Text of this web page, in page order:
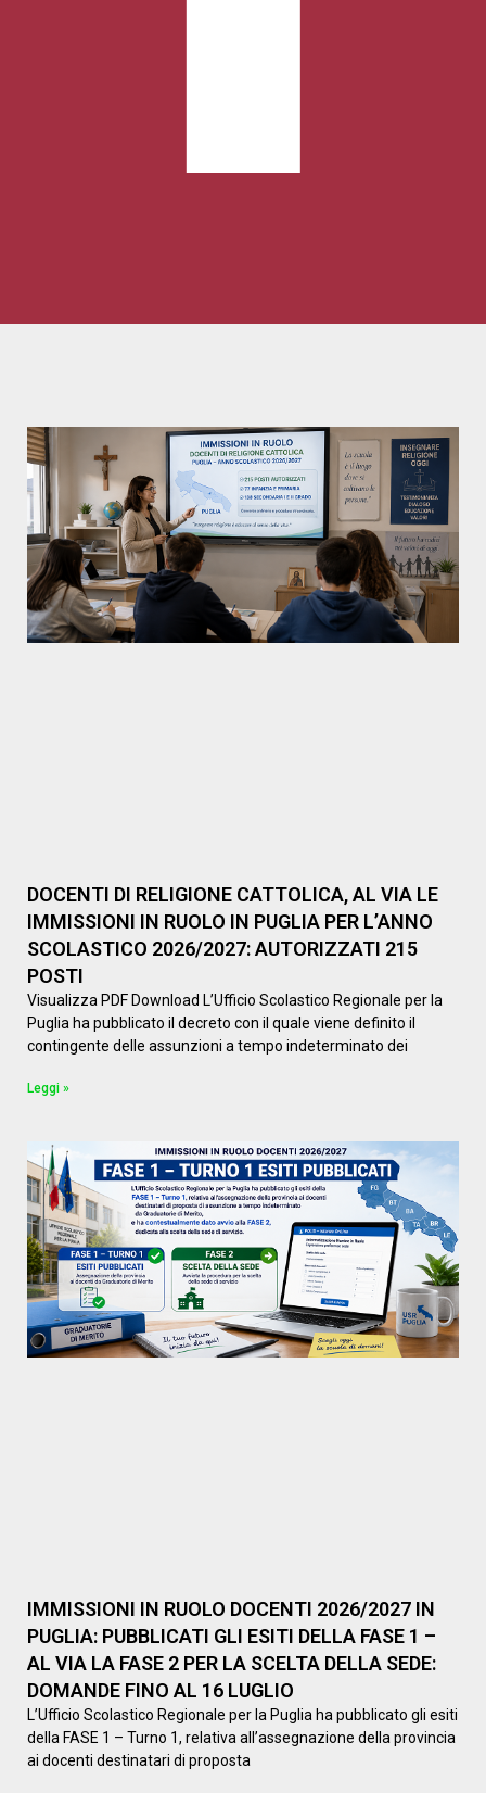
DOCENTI DI RELIGIONE CATTOLICA, AL VIA LE
IMMISSIONI IN RUOLO IN PUGLIA PER L’ANNO
SCOLASTICO 2026/2027: AUTORIZZATI 215
POSTI
Visualizza PDF Download L’Ufficio Scolastico Regionale per la
Puglia ha pubblicato il decreto con il quale viene definito il
contingente delle assunzioni a tempo indeterminato dei
Leggi »
IMMISSIONI IN RUOLO DOCENTI 2026/2027 IN
PUGLIA: PUBBLICATI GLI ESITI DELLA FASE 1 –
AL VIA LA FASE 2 PER LA SCELTA DELLA SEDE:
DOMANDE FINO AL 16 LUGLIO
L’Ufficio Scolastico Regionale per la Puglia ha pubblicato gli esiti
della FASE 1 – Turno 1, relativa all’assegnazione della provincia
ai docenti destinatari di proposta